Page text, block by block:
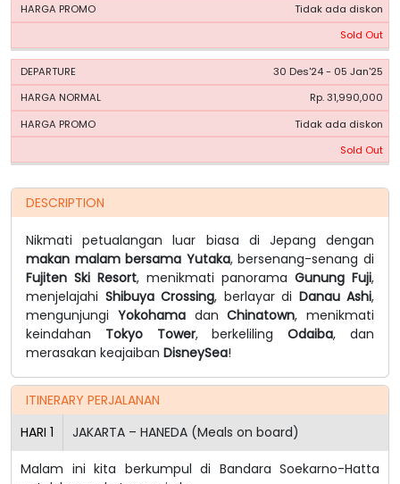
Tidak ada diskon
Sold Out
30 Des'24 - 05 Jan'25
Rp. 31,990,000
Tidak ada diskon
Sold Out
DESCRIPTION
Nikmati petualangan luar biasa di Jepang dengan
makan malam bersama Yutaka, bersenang-senang di
Fujiten Ski Resort, menikmati panorama Gunung Fuji,
menjelajahi Shibuya Crossing, berlayar di Danau Ashi,
mengunjungi YokohamadanChinatown, menikmati
keindahan Tokyo Tower, berkelilingOdaiba, dan
merasakan keajaiban DisneySea!
ITINERARY PERJALANAN
HARI 1 JAKARTA – HANEDA (Meals on board)
Malam ini kita berkumpul di Bandara Soekarno-Hatta